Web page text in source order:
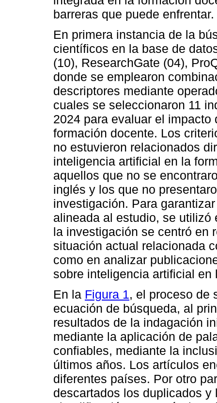
barreras que puede enfrentar.
En primera instancia de la
científicos en la base de
(10), ResearchGate (04),
donde se emplearon
descriptores mediante
cuales se seleccionaron 11
2024 para evaluar el
formación docente. Los
no estuvieron relacionados
inteligencia artificial en la
aquellos que no se
inglés y los que no
investigación. Para
alineada al estudio, se utilizó
la investigación se centró en
situación actual relacionada
como en analizar
sobre inteligencia artificial en
En la Figura 1, el proceso de
ecuación de búsqueda, al
resultados de la indagación
mediante la aplicación de
confiables, mediante la
últimos años. Los artículos
diferentes países. Por otro
descartados los duplicados